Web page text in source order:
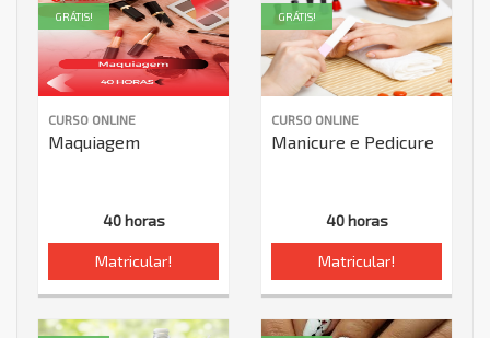
CURSO ONLINE
Maquiagem
40 horas
Matricular!
GRÁTIS!
CURSO ONLINE
Manicure e Pedicure
40 horas
Matricular!
GRÁTIS!